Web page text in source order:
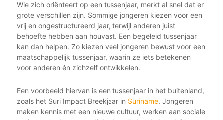
Wie zich oriënteert op een tussenjaar, merkt al snel dat er
grote verschillen zijn. Sommige jongeren kiezen voor een
vrij en ongestructureerd jaar, terwijl anderen juist
behoefte hebben aan houvast. Een begeleid tussenjaar
kan dan helpen. Zo kiezen veel jongeren bewust voor een
maatschappelijk tussenjaar, waarin ze iets betekenen
voor anderen én zichzelf ontwikkelen.
Een voorbeeld hiervan is een tussenjaar in het buitenland,
zoals het Suri Impact Breekjaar in Suriname. Jongeren
maken kennis met een nieuwe cultuur, werken aan sociale